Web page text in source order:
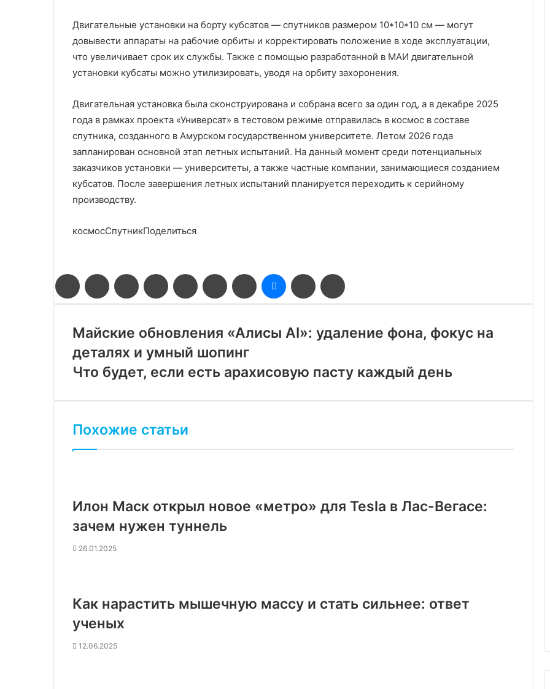
Двигательные установки на борту кубсатов — спутников размером 10*10*10 см — могут
довывести аппараты на рабочие орбиты и корректировать положение в ходе эксплуатации,
что увеличивает срок их службы. Также с помощью разработанной в МАИ двигательной
установки кубсаты можно утилизировать, уводя на орбиту захоронения.
Двигательная установка была сконструирована и собрана всего за один год, а в декабре 2025
года в рамках проекта «Универсат» в тестовом режиме отправилась в космос в составе
спутника, созданного в Амурском государственном университете. Летом 2026 года
запланирован основной этап летных испытаний. На данный момент среди потенциальных
заказчиков установки — университеты, а также частные компании, занимающиеся созданием
кубсатов. После завершения летных испытаний планируется переходить к серийному
производству.
космосСпутникПоделиться
FacebookTwitter LinkedIn Pinterest Reddit ВконтактеОдноклассники
MessengerПоделиться
через
электронную
Майские обновления «Алисы AI»: удаление фона, фокус на
деталях и умный шопинг
Что будет, если есть арахисовую пасту каждый день
Похожие статьи
Илон Маск открыл новое «метро» для Tesla в Лас-Вегасе:
зачем нужен туннель
26.01.2025
Как нарастить мышечную массу и стать сильнее: ответ
ученых
12.06.2025